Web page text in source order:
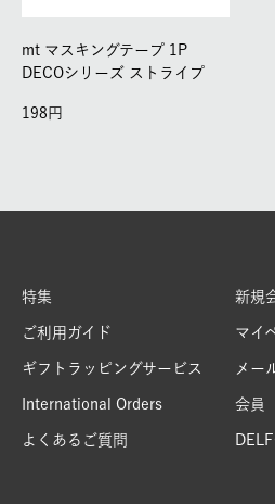
mt マスキングテープ 1P
DECOシリーズ ストライプ
198
特集
ご利用ガイド
ギフトラッピングサービス
International Orders
よくあるご質問
新規
マイ
メー
会員